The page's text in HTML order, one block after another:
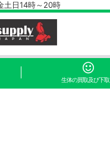
日14時～20時
生体の買取及び下取